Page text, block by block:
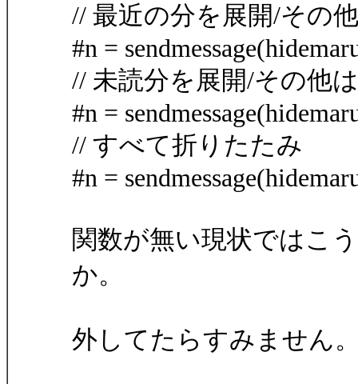
// 最近の分を展開/その
#n =
// 未読分を展開/その他
#n =
// すべて折りたたみ
#n =
関数が無い現状ではこ
か。
外してたらすみません